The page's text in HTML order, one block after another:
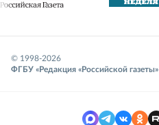
© 1998-2026
ФГБУ «Редакция «Российской газеты»